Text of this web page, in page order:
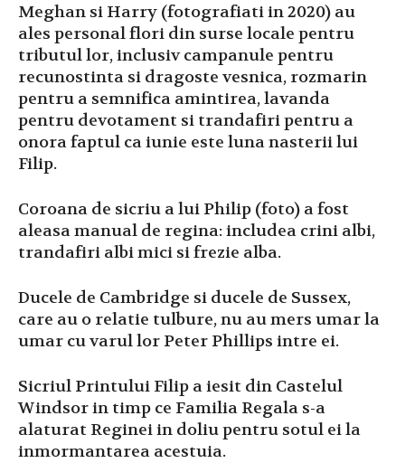
Meghan si Harry (fotografiati in 2020) au
ales personal flori din surse locale pentru
tributul lor, inclusiv campanule pentru
recunostinta si dragoste vesnica, rozmarin
pentru a semnifica amintirea, lavanda
pentru devotament si trandafiri pentru a
onora faptul ca iunie este luna nasterii lui
Filip.
Coroana de sicriu a lui Philip (foto) a fost
aleasa manual de regina: includea crini albi,
trandafiri albi mici si frezie alba.
Ducele de Cambridge si ducele de Sussex,
care au o relatie tulbure, nu au mers umar la
umar cu varul lor Peter Phillips intre ei.
Sicriul Printului Filip a iesit din Castelul
Windsor in timp ce Familia Regala s-a
alaturat Reginei in doliu pentru sotul ei la
inmormantarea acestuia.